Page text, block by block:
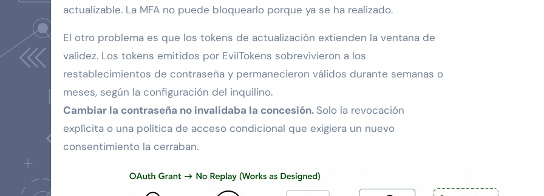
actualizable. La MFA no puede bloquearlo porque ya se ha realizado.
El otro problema es que los tokens de actualización extienden la ventana de
validez. Los tokens emitidos por EvilTokens sobrevivieron a los
restablecimientos de contraseña y permanecieron válidos durante semanas o
meses, según la configuración del inquilino.
Cambiar la contraseña no invalidaba la concesión. Solo la revocación
explícita o una política de acceso condicional que exigiera un nuevo
consentimiento la cerraban.